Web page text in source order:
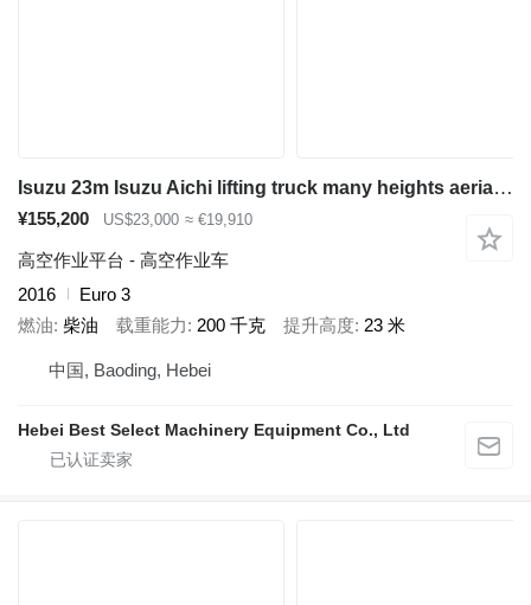
Isuzu 23m Isuzu Aichi lifting truck many heights aerial platform truck
¥155,200 US$23,000 ≈ €19,910
高空作业平台 - 高空作业车
2016
Euro 3
燃油 柴油 载重能力 200 千克 提升高度 23 米
中国, Baoding, Hebei
Hebei Best Select Machinery Equipment Co., Ltd